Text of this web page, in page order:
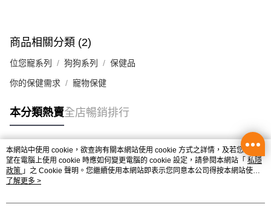
商品相關分類 (2)
位您寵系列 狗狗系列 保健品
你的保健需求 寵物保健
本分類熱賣全店暢銷排行
熱門標籤
熱銷排行
本網站中使用 cookie，欲查詢有關本網站使用 cookie 方式之詳情，及若您不希
望在電腦上使用 cookie 時應如何變更電腦的 cookie 設定，請參閱本網站「 私隱
政策 」之 Cookie 聲明。您繼續使用本網站即表示您同意本公司得按本網站使用
條款之 Cookie 聲明使用 cookie。
了解更多 >